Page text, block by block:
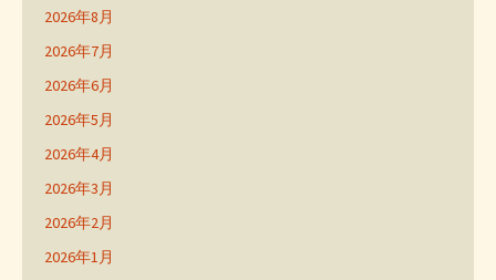
2026年8月
2026年7月
2026年6月
2026年5月
2026年4月
2026年3月
2026年2月
2026年1月